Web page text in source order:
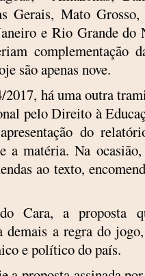
Gerais, Mato
e Rio Grande
complementação
são apenas nove.
há uma outra
pelo Direito à
do
a matéria. Na
ao texto,
Cara, a proposta
demais a regra do
e político do país.